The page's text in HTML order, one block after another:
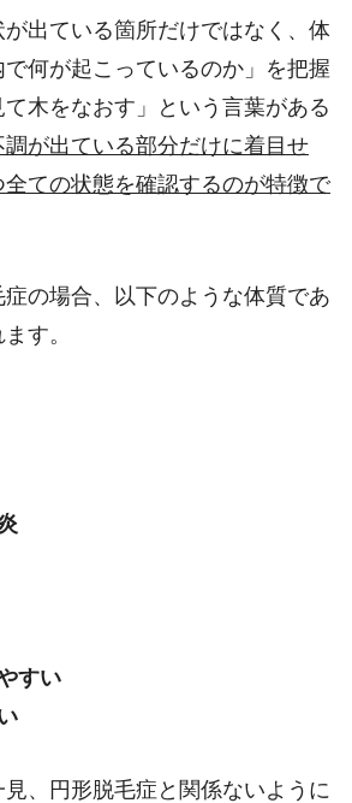
出ている箇所だけではなく、体
何が起こっているのか」を把握
て木をなおす」という言葉がある
調が出ている部分だけに着目せ
ての状態を確認するのが特徴で
の場合、以下のような体質であ
す。
すい
、円形脱毛症と関係ないように